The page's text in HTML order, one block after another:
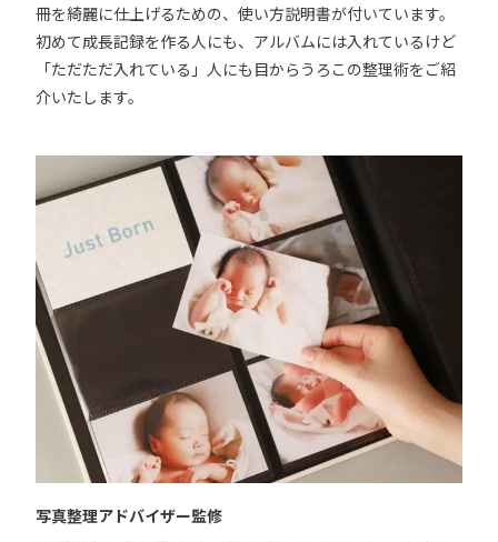
冊を綺麗に仕上げるための、使い方説明書が付いています。
初めて成長記録を作る人にも、アルバムには入れているけど
「ただただ入れている」人にも目からうろこの整理術をご紹
介いたします。
写真整理アドバイザー監修